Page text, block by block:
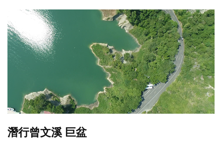
潛行曾文溪 巨盆